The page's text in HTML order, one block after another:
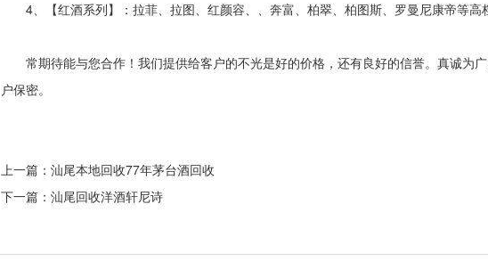
4、【红酒系列】：拉菲、拉图、红颜容、、奔富、柏翠、柏图斯、罗曼尼康帝等高
常期待能与您合作！我们提供给客户的不光是好的价格，还有良好的信誉。真诚为
户保密。
上一篇：汕尾本地回收77年茅台酒回收
下一篇：汕尾回收洋酒轩尼诗